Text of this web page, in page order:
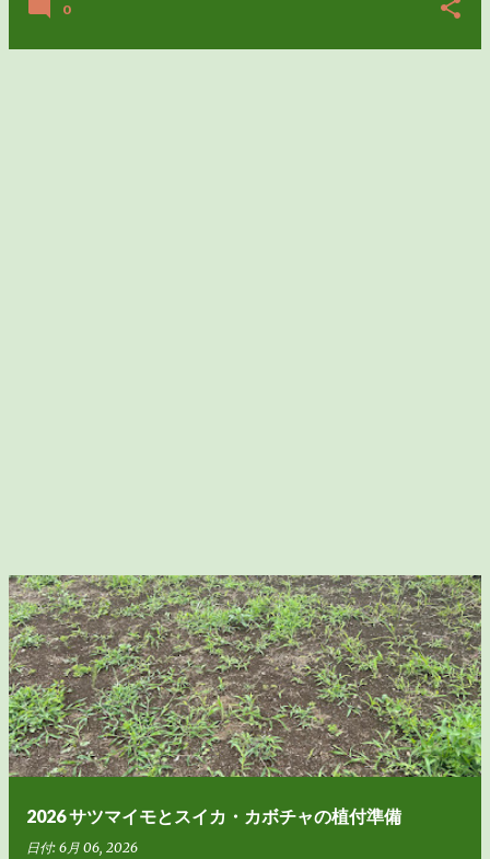
0
2026 サツマイモとスイカ・カボチャの植付準備
日付: 6月 06, 2026